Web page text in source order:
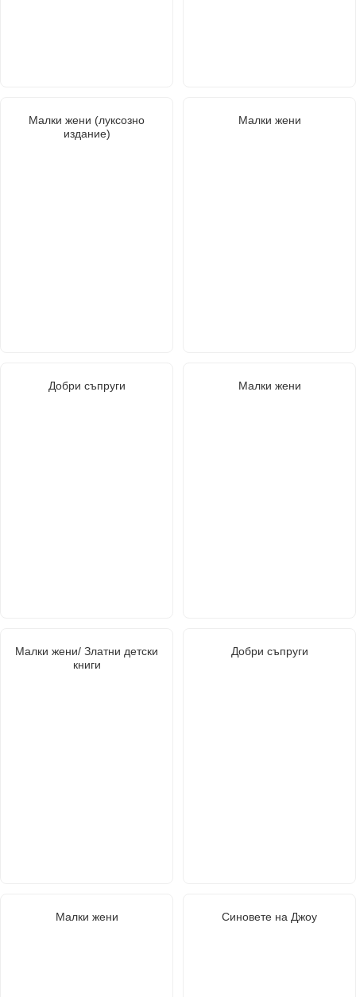
Малки жени (луксозно
издание)
Малки жени
Добри съпруги Малки жени
Малки жени/ Златни детски
книги
Добри съпруги
Малки жени Синовете на Джоу